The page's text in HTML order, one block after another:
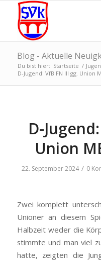
Blog - Aktuelle
Du bist hier: Startseite /
D-Jugend: VfB FN III gg. Union
D-
Union
22. September 2024 / 0
Zwei komplett
Unioner an diesem
Halbzeit weder die
stimmte und man viel
hatte, zeigten die